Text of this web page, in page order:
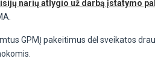
narių atlygio už darbą įstatymo
GPMĮ pakeitimus dėl sveikatos